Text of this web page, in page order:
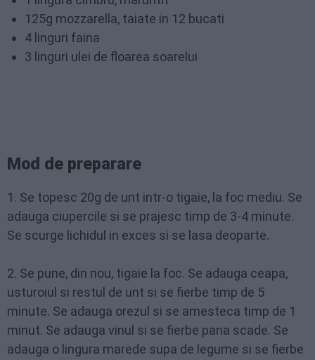
125g mozzarella, taiate in 12 bucati
4 linguri faina
3 linguri ulei de floarea soarelui
Mod de preparare
1. Se topesc 20g de unt intr-o tigaie, la foc mediu. Se
adauga ciupercile si se prajesc timp de 3-4 minute.
Se scurge lichidul in exces si se lasa deoparte.
2. Se pune, din nou, tigaie la foc. Se adauga ceapa,
usturoiul si restul de unt si se fierbe timp de 5
minute. Se adauga orezul si se amesteca timp de 1
minut. Se adauga vinul si se fierbe pana scade. Se
adauga o lingura marede supa de legume si se fierbe